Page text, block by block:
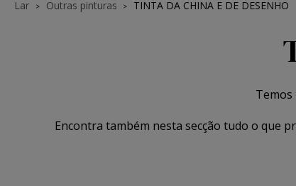
Lar Outras pinturas TINTA DA CHINA E DE DESENHO
Temos
Encontra também nesta secção tudo o que